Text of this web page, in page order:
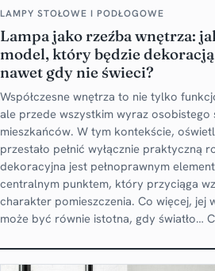
LAMPY STOŁOWE I PODŁOGOWE
Lampa jako rzeźba wnętrza:
model, który będzie dekoracją
nawet gdy nie świeci?
Współczesne wnętrza to nie tylko
ale przede wszystkim wyraz osobistego
mieszkańców. W tym kontekście,
przestało pełnić wyłącznie praktyczną
dekoracyjna jest pełnoprawnym
centralnym punktem, który przyciąga
charakter pomieszczenia. Co więcej, jej
może być równie istotna, gdy światło…